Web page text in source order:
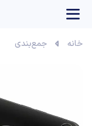
خانه جمع‌بندی